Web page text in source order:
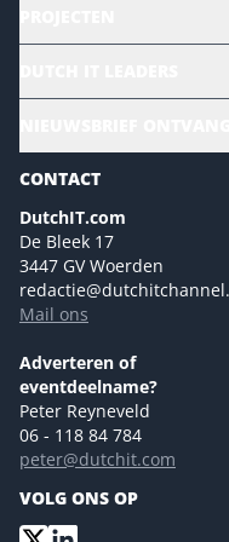
Sustainability | Green IT
Marketing- en
Events- en
Ons team
Colofon
Tip de redactie
Versturen
CONTACT
DutchIT.com
De Bleek 17
3447 GV Woerden
Mail ons
Adverteren of
eventdeelname?
Peter Reyneveld
06 - 118 84 784
peter@dutchit.com
VOLG ONS OP